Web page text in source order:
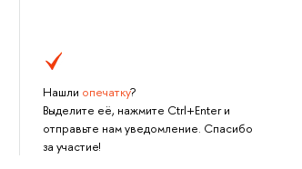
Нашли опечатку?
Выделите её, нажмите Ctrl+Enter и
отправьте нам уведомление. Спасибо
за участие!